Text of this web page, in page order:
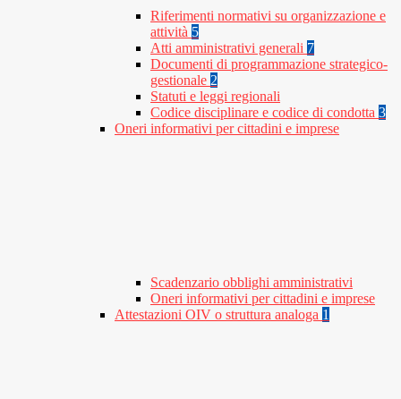
Riferimenti normativi su organizzazione e
attività 5
Atti amministrativi generali 7
Documenti di programmazione strategico-
gestionale 2
Statuti e leggi regionali
Codice disciplinare e codice di condotta 3
Oneri informativi per cittadini e imprese
Scadenzario obblighi amministrativi
Oneri informativi per cittadini e imprese
Attestazioni OIV o struttura analoga 1